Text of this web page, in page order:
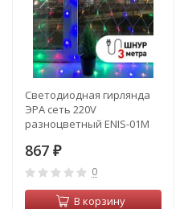
Светодиодная гирлянда
ЭРА сеть 220V
разноцветный ENIS-01M
867 ₽
0
В корзину